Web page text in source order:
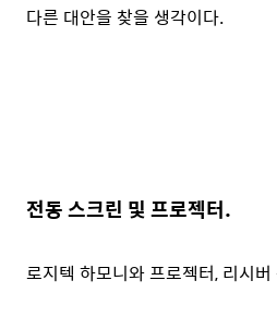
다른 대안을 찾을 생각이다.
전동 스크린 및 프로젝터.
로지텍 하모니와 프로젝터, 리시